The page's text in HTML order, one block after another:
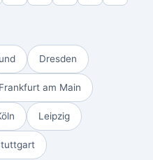
Dresden
Frankfurt am Main
Leipzig